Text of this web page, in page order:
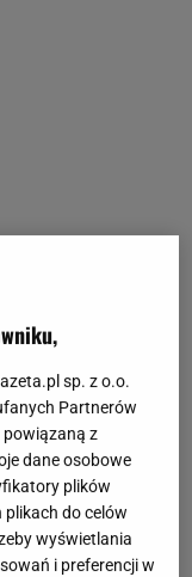
sp. z o.o.
Partnerów
powiązaną z
dane osobowe
plików
do celów
wyświetlania
i preferencji w